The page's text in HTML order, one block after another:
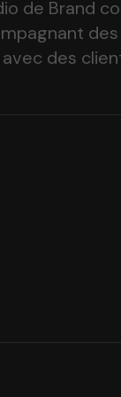
de Brand
des